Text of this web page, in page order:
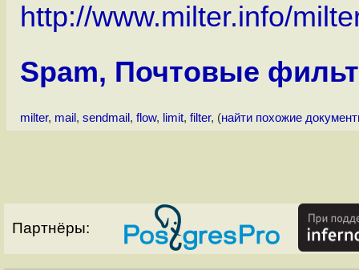
http://www.milter.info/
Spam, Почтовые
milter, mail , sendmail , flow, limit, filter, (найти похожие
Партнёры: